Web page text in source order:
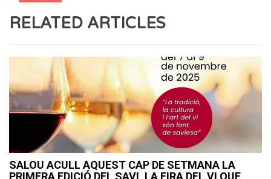
RELATED ARTICLES
SALOU ACULL AQUEST CAP DE SETMANA LA
PRIMERA EDICIÓ DEL SAVI, LA FIRA DEL VI QUE